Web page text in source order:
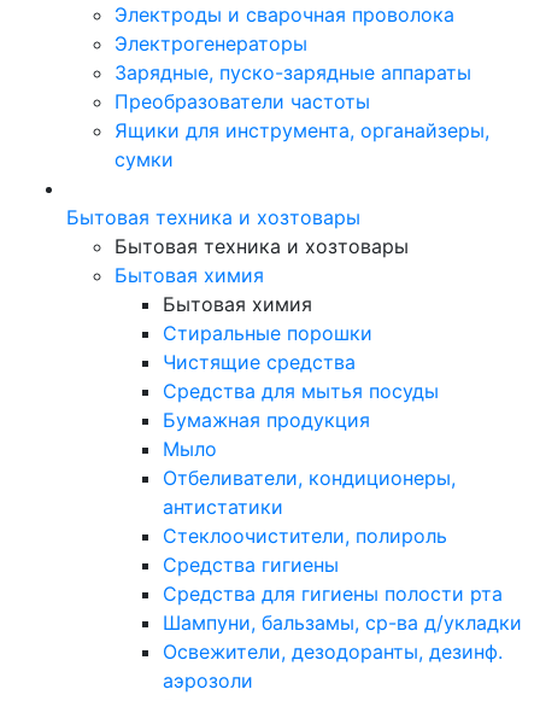
Электроды и сварочная проволока
Электрогенераторы
Зарядные, пуско-зарядные аппараты
Преобразователи частоты
Ящики для инструмента, органайзеры,
сумки
Бытовая техника и хозтовары
Бытовая техника и хозтовары
Бытовая химия
Бытовая химия
Стиральные порошки
Чистящие средства
Средства для мытья посуды
Бумажная продукция
Мыло
Отбеливатели, кондиционеры,
антистатики
Стеклоочистители, полироль
Средства гигиены
Средства для гигиены полости рта
Шампуни, бальзамы, ср-ва д/укладки
Освежители, дезодоранты, дезинф.
аэрозоли